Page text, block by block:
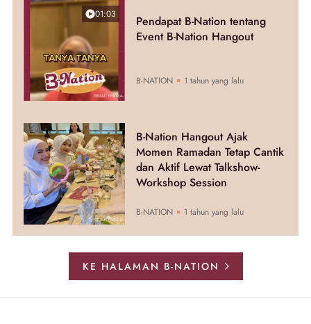
01:03
Pendapat B-Nation tentang
Event B-Nation Hangout
B-NATION 1 tahun yang lalu
B-Nation Hangout Ajak
Momen Ramadan Tetap Cantik
dan Aktif Lewat Talkshow-
Workshop Session
B-NATION 1 tahun yang lalu
KE HALAMAN B-NATION